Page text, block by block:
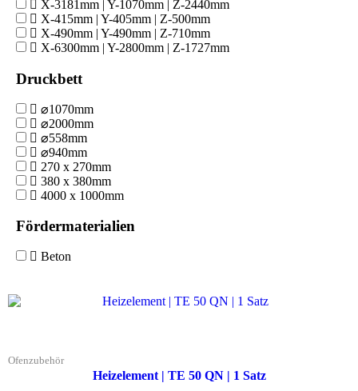
X-3181mm | Y-1070mm | Z-2440mm
X-415mm | Y-405mm | Z-500mm
X-490mm | Y-490mm | Z-710mm
X-6300mm | Y-2800mm | Z-1727mm
Druckbett
⌀1070mm
⌀2000mm
⌀558mm
⌀940mm
270 x 270mm
380 x 380mm
4000 x 1000mm
Fördermaterialien
Beton
Ofenzubehör
Heizelement | TE 50 QN | 1 Satz